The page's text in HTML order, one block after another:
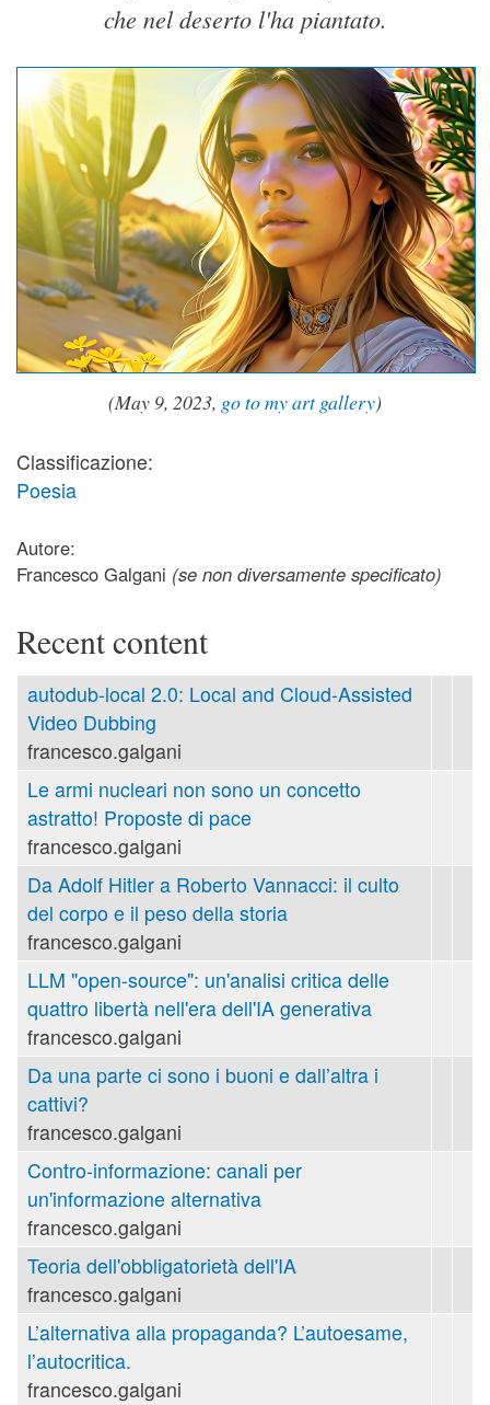
che nel deserto l'ha piantato.
(May 9, 2023, go to my art gallery)
Classificazione:
Poesia
Autore:
Francesco Galgani (se non diversamente specificato)
Recent content
autodub-local 2.0: Local and Cloud-Assisted
Video Dubbing
francesco.galgani
Le armi nucleari non sono un concetto
astratto! Proposte di pace
francesco.galgani
Da Adolf Hitler a Roberto Vannacci: il culto
del corpo e il peso della storia
francesco.galgani
LLM "open-source": un'analisi critica delle
quattro libertà nell'era dell'IA generativa
francesco.galgani
Da una parte ci sono i buoni e dall’altra i
cattivi?
francesco.galgani
Contro-informazione: canali per
un'informazione alternativa
francesco.galgani
Teoria dell'obbligatorietà dell'IA
francesco.galgani
L’alternativa alla propaganda? L’autoesame,
l’autocritica.
francesco.galgani